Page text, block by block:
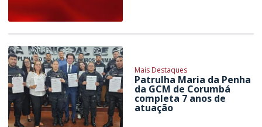
Mais Destaques
Patrulha Maria da Penha
da GCM de Corumbá
completa 7 anos de
atuação